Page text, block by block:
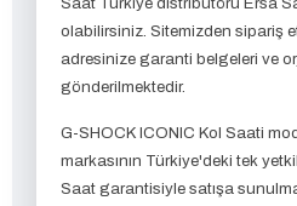
olabilirsiniz. Sitemizden sipariş
adresinize garanti belgeleri ve
gönderilmektedir.
G-SHOCK ICONIC Kol Saati
markasının Türkiye'deki tek
Saat garantisiyle satışa